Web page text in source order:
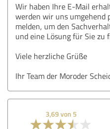
Wir haben Ihre E-Mail
werden wir uns umgehend
melden, um den
und eine Lösung für Sie zu
Viele herzliche Grüße
Ihr Team der Moroder
3,69 von 5